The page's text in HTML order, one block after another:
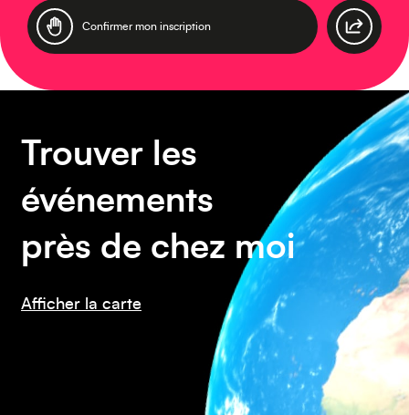
Trouver les
événements
près de chez moi
Afficher la carte
Amérique du Sud